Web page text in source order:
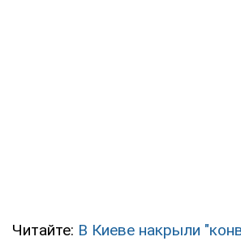
Читайте: В Киеве накрыли